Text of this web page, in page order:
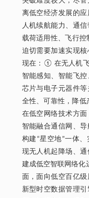
离低空经济发展的
人机续航能力、通
载荷适用性、飞行
迫切需要加速实现
现在：① 在无人机
智能感知、智能飞
芯片与电子元器件
全性、可靠性，降
在低空网络技术方面
智能融合通信网、
构建“星空地”一体
现无人机起降场、通
建成低空智联网络
面，面向低空百亿
新型时空数据管理